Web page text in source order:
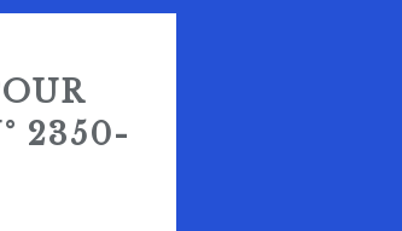
2350-